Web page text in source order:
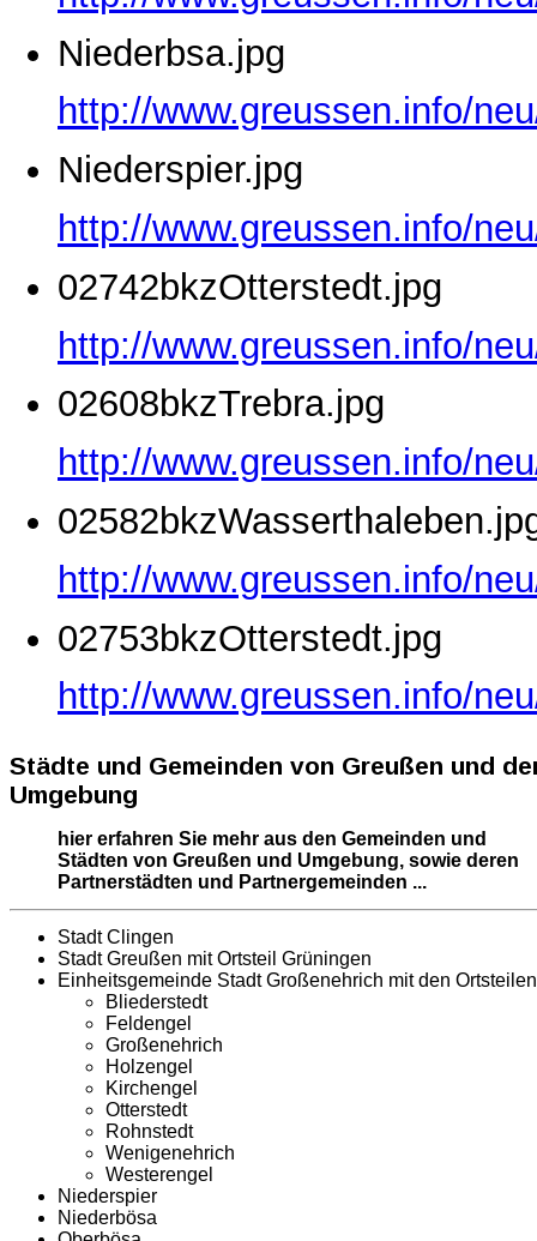
Niederbsa.jpg
http://www.greussen.info/
Niederspier.jpg
http://www.greussen.info/
02742bkzOtterstedt.jpg
http://www.greussen.info/
02608bkzTrebra.jpg
http://www.greussen.info/
http://www.greussen.info/
02753bkzOtterstedt.jpg
http://www.greussen.info/
Städte und Gemeinden von Greußen und
Umgebung
hier erfahren Sie mehr aus den Gemeinden und
Städten von Greußen und Umgebung, sowie deren
Partnerstädten und Partnergemeinden ...
Stadt Clingen
Stadt Greußen mit Ortsteil Grüningen
Einheitsgemeinde Stadt Großenehrich mit den Ortsteilen
Bliederstedt
Feldengel
Großenehrich
Holzengel
Kirchengel
Otterstedt
Rohnstedt
Wenigenehrich
Westerengel
Niederspier
Niederbösa